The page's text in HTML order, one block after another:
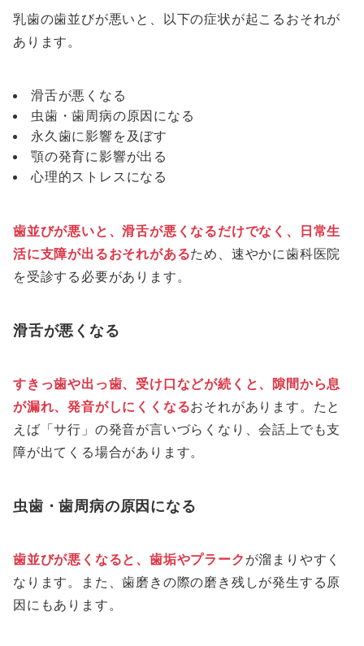
乳歯の歯並びが悪いと、以下の症状が起こるおそれが
あります。
滑舌が悪くなる
虫歯・歯周病の原因になる
永久歯に影響を及ぼす
顎の発育に影響が出る
心理的ストレスになる
歯並びが悪いと、滑舌が悪くなるだけでなく、日常生
活に支障が出るおそれがあるため、速やかに歯科医院
を受診する必要があります。
滑舌が悪くなる
すきっ歯や出っ歯、受け口などが続くと、隙間から息
が漏れ、発音がしにくくなるおそれがあります。たと
えば「サ行」の発音が言いづらくなり、会話上でも支
障が出てくる場合があります。
虫歯・歯周病の原因になる
歯並びが悪くなると、歯垢やプラーク が溜まりやすく
なります。また、歯磨きの際の磨き残しが発生する原
因にもあります。